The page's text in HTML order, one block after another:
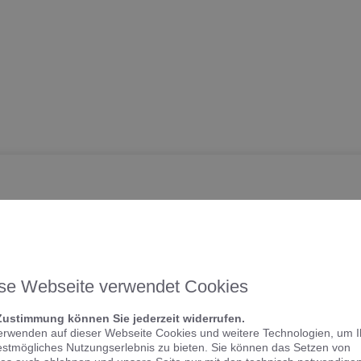
Webseite verwendet Cookies
können Sie jederzeit widerrufen.
auf dieser Webseite Cookies und weitere Technologien, um
Nutzungserlebnis zu bieten. Sie können das Setzen von